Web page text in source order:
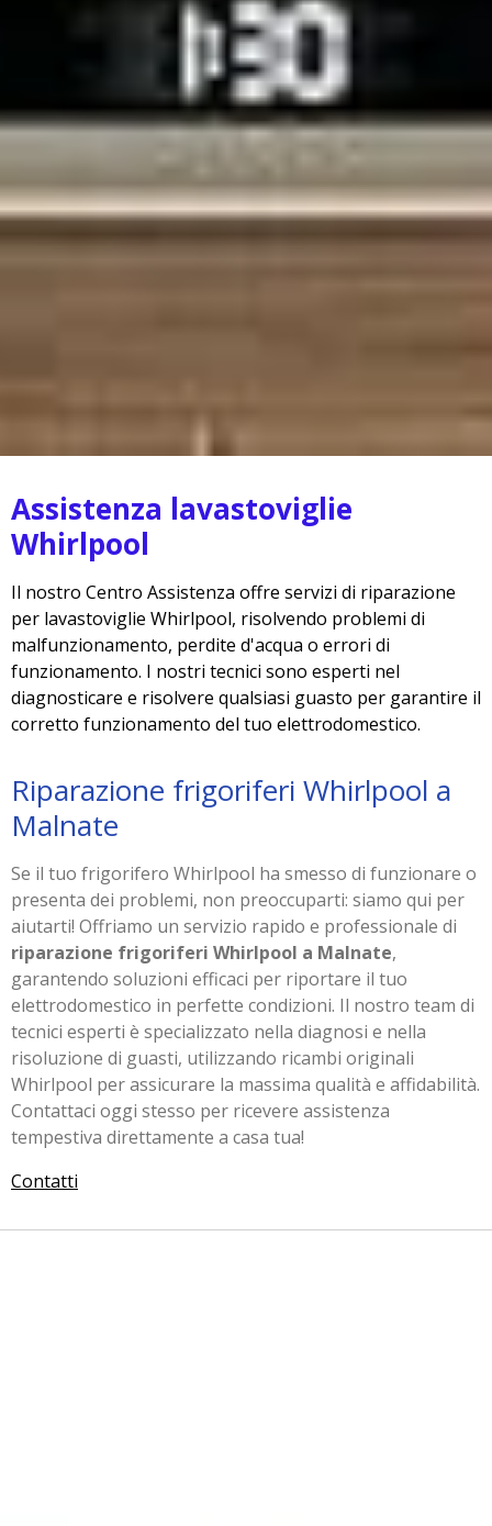
Assistenza lavastoviglie
Whirlpool
Il nostro Centro Assistenza offre servizi di riparazione
per lavastoviglie Whirlpool, risolvendo problemi di
malfunzionamento, perdite d'acqua o errori di
funzionamento. I nostri tecnici sono esperti nel
diagnosticare e risolvere qualsiasi guasto per garantire il
corretto funzionamento del tuo elettrodomestico.
Riparazione frigoriferi Whirlpool a
Malnate
Se il tuo frigorifero Whirlpool ha smesso di funzionare o
presenta dei problemi, non preoccuparti: siamo qui per
aiutarti! Offriamo un servizio rapido e professionale di
riparazione frigoriferi Whirlpool a Malnate,
garantendo soluzioni efficaci per riportare il tuo
elettrodomestico in perfette condizioni. Il nostro team di
tecnici esperti è specializzato nella diagnosi e nella
risoluzione di guasti, utilizzando ricambi originali
Whirlpool per assicurare la massima qualità e affidabilità.
Contattaci oggi stesso per ricevere assistenza
tempestiva direttamente a casa tua!
Contatti